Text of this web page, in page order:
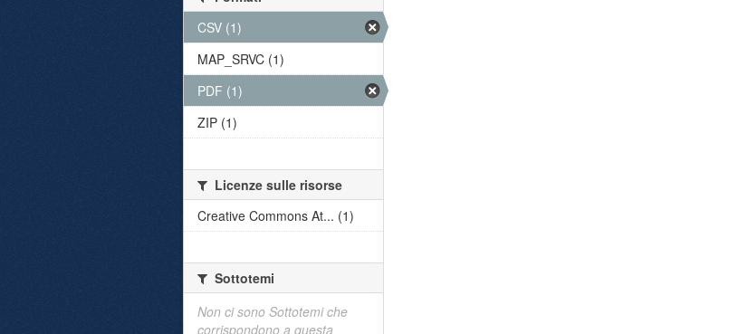
CSV (1)
MAP_SRVC (1)
PDF (1)
ZIP (1)
Licenze sulle risorse
Creative Commons At... (1)
Sottotemi
Non ci sono Sottotemi che
corrispondono a questa